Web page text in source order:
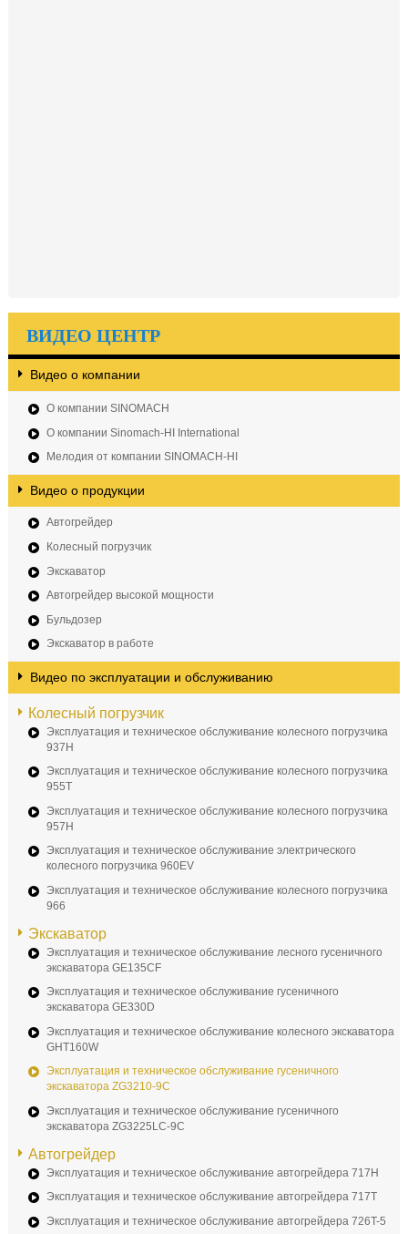
ВИДЕО ЦЕНТР
Видео о компании
О компании SINOMACH
О компании Sinomach-HI International
Мелодия от компании SINOMACH-HI
Видео о продукции
Автогрейдер
Колесный погрузчик
Экскаватор
Автогрейдер высокой мощности
Бульдозер
Экскаватор в работе
Видео по эксплуатации и обслуживанию
Колесный погрузчик
Эксплуатация и техническое обслуживание колесного погрузчика
937H
Эксплуатация и техническое обслуживание колесного погрузчика
955T
Эксплуатация и техническое обслуживание колесного погрузчика
957H
Эксплуатация и техническое обслуживание электрического
колесного погрузчика 960EV
Эксплуатация и техническое обслуживание колесного погрузчика
966
Экскаватор
Эксплуатация и техническое обслуживание лесного гусеничного
экскаватора GE135CF
Эксплуатация и техническое обслуживание гусеничного
экскаватора GE330D
Эксплуатация и техническое обслуживание колесного экскаватора
GHT160W
Эксплуатация и техническое обслуживание гусеничного
экскаватора ZG3210-9C
Эксплуатация и техническое обслуживание гусеничного
экскаватора ZG3225LC-9C
Автогрейдер
Эксплуатация и техническое обслуживание автогрейдера 717H
Эксплуатация и техническое обслуживание автогрейдера 717T
Эксплуатация и техническое обслуживание автогрейдера 726T-5